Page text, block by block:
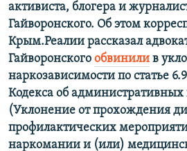
активиста, блогера и
Гайворонского. Об этом
Крым.Реалии рассказал
Гайворонского обвинили в
наркозависимости по статье
Кодекса об
(Уклонение от прохождения
профилактических
наркомании и (или)